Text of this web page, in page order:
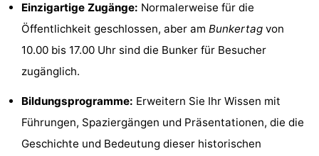
Westduin
Hotels
Zimmer
Frühstück)
Strand
Sehen
Einzigartige Zugänge: Normalerweise für die
Öffentlichkeit geschlossen, aber am Bunkertag von
10.00 bis 17.00 Uhr sind die Bunker für Besucher
zugänglich.
Bildungsprogramme: Erweitern Sie Ihr Wissen mit
Führungen, Spaziergängen und Präsentationen, die die
Geschichte und Bedeutung dieser historischen